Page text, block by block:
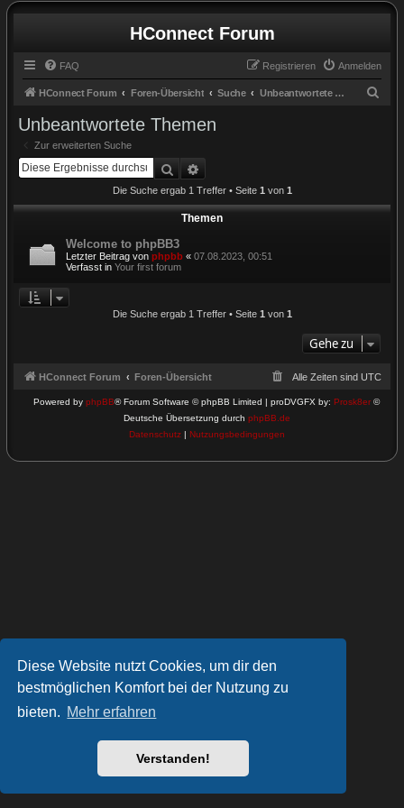
Diese Website nutzt Cookies, um dir den
bestmöglichen Komfort bei der Nutzung zu
bieten. Mehr erfahren
Verstanden!
HConnect Forum
FAQ Anmelden
Registrieren
HConnect Forum Foren-Übersicht Suche Unbeantwortete Themen
Unbeantwortete Themen
Zur erweiterten Suche
Suche
Die Suche ergab 1 Treffer • Seite 1 von 1
Themen
Welcome to phpBB3
Letzter Beitrag von phpbb « 07.08.2023, 00:51
Verfasst in Your first forum
Die Suche ergab 1 Treffer • Seite 1 von 1
Gehe zu
HConnect Forum Foren-Übersicht Alle Zeiten sind UTC
Powered by phpBB® Forum Software © phpBB Limited | proDVGFX by: Prosk8er ©
Deutsche Übersetzung durch phpBB.de
Datenschutz| Nutzungsbedingungen